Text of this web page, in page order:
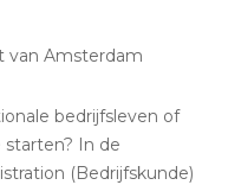
van Amsterdam
bedrijfsleven of
In de
(Bedrijfskunde)